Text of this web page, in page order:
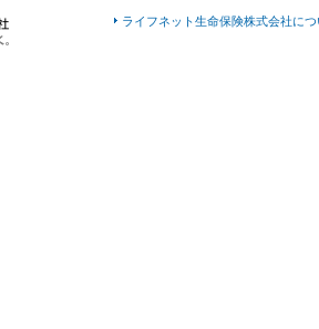
ライフネット生命保険株式会社に